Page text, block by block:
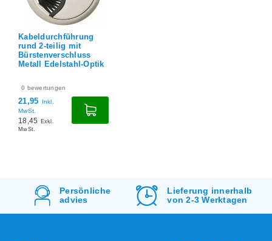
Kabeldurchführung
rund 2-teilig mit
Bürstenverschluss
0 bewertungen
21,95
MwSt.
Lieferung innerhalb
von 2-3 Werktagen
KostenlosVersand
&Rücksendung